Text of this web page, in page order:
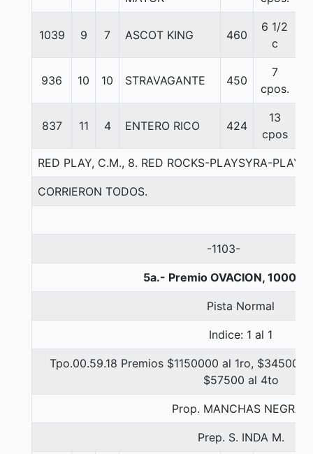
1039 9 7 ASCOT KING 460
6 1/2
c
936 10 10 STRAVAGANTE 450
7
cpos.
837 11 4 ENTERO RICO 424
13
cpos
RED PLAY, C.M., 8. RED ROCKS-PLAYSYRA-
CORRIERON TODOS.
-1103-
5a.- Premio OVACION, 1000
Pista Normal
Indice: 1 al 1
Tpo.00.59.18 Premios $1150000 al 1ro, $345000
$57500 al 4to
Prop. MANCHAS NEGRAS
Prep. S. INDA M.